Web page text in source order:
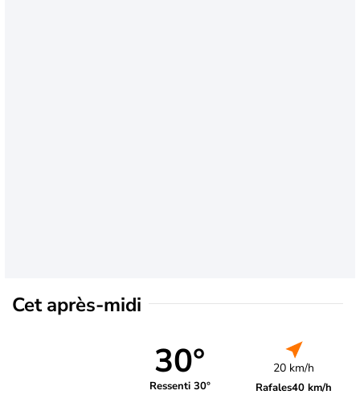
Cet après-midi
30°
Ressenti 30°
20 km/h
Rafales40 km/h